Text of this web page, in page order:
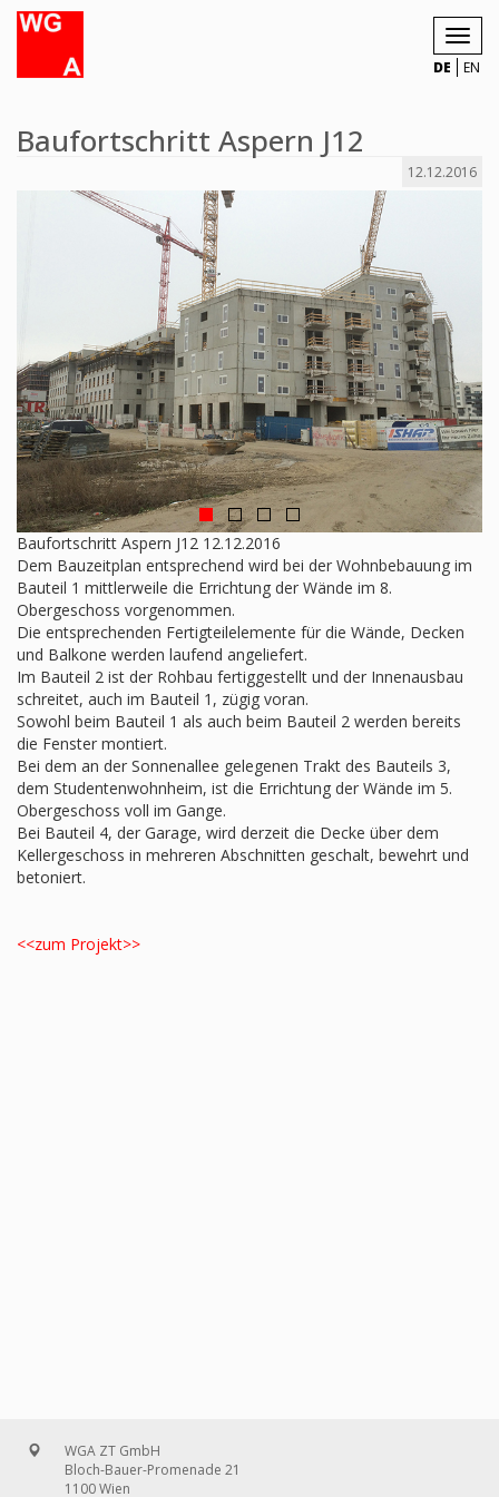
DE EN
Baufortschritt Aspern J12
12.12.2016
Baufortschritt Aspern J12 12.12.2016
Dem Bauzeitplan entsprechend wird bei der Wohnbebauung im
Bauteil 1 mittlerweile die Errichtung der Wände im 8.
Obergeschoss vorgenommen.
Die entsprechenden Fertigteilelemente für die Wände, Decken
und Balkone werden laufend angeliefert.
Im Bauteil 2 ist der Rohbau fertiggestellt und der Innenausbau
schreitet, auch im Bauteil 1, zügig voran.
Sowohl beim Bauteil 1 als auch beim Bauteil 2 werden bereits
die Fenster montiert.
Bei dem an der Sonnenallee gelegenen Trakt des Bauteils 3,
dem Studentenwohnheim, ist die Errichtung der Wände im 5.
Obergeschoss voll im Gange.
Bei Bauteil 4, der Garage, wird derzeit die Decke über dem
Kellergeschoss in mehreren Abschnitten geschalt, bewehrt und
betoniert.
<<zum Projekt>>
WGA ZT GmbH
Bloch-Bauer-Promenade 21
1100 Wien